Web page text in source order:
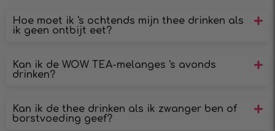
Hoe moet ik 's ochtends mijn thee drinken als
ik geen ontbijt eet?
Kan ik de WOW TEA-melanges 's avonds
drinken?
Kan ik de thee drinken als ik zwanger ben of
borstvoeding geef?